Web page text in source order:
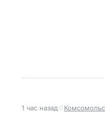
1 час назад